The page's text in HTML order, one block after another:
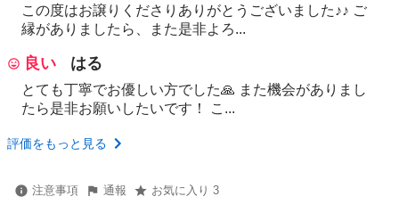
この度はお譲りくださりありがとうございました♪♪ ご
縁がありましたら、また是非よろ...
良い はる
とても丁寧でお優しい方でした🙏 また機会がありまし
たら是非お願いしたいです！ こ...
評価をもっと見る
注意事項 通報 お気に入り 3